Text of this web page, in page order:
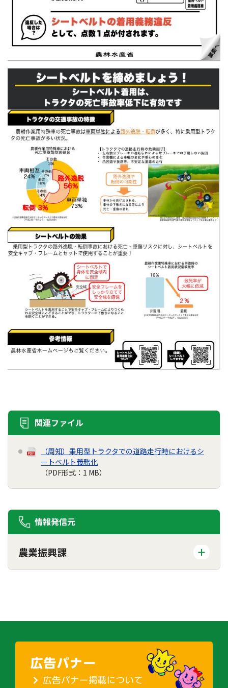
関連ファイル
（周知）乗用型トラクタでの道路走行時におけるシ
ートベルト義務化
（PDF形式：1 MB）
情報発信元
農業振興課